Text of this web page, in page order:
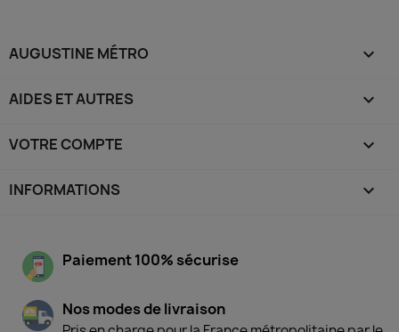
AUGUSTINE MÉTRO 
AIDES ET AUTRES 
VOTRE COMPTE 
INFORMATIONS keyboard_arrow_down
Paiement 100% sécurise
Nos modes de livraison